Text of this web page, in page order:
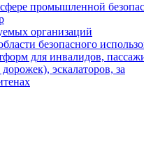
промышленной
организаций
безопасного
для инвалидов,
эскалаторов, за